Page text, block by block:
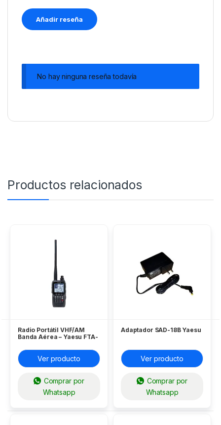
No hay ninguna reseña todavía
Productos relacionados
Radio Portátil VHF/AM
Banda Aérea – Yaesu FTA-
Ver producto
Comprar por
Whatsapp
Adaptador SAD-18B Yaesu
Ver producto
Comprar por
Whatsapp